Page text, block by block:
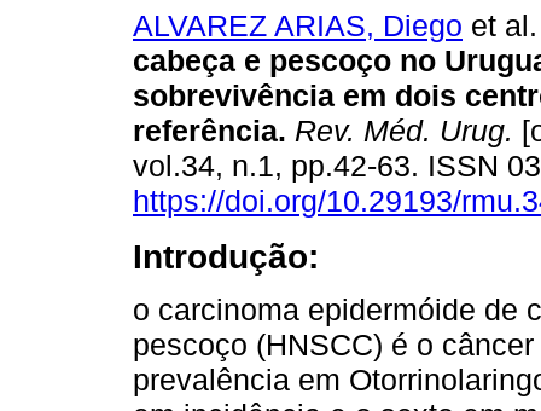
ALVAREZ ARIAS, Diego et al.
cabeça e pescoço no
sobrevivência em dois
referência. Rev. Méd. Urug.
vol.34, n.1, pp.42-63. ISSN
https://doi.org/10.29193/
Introdução:
o carcinoma epidermóide de
pescoço (HNSCC) é o
prevalência em